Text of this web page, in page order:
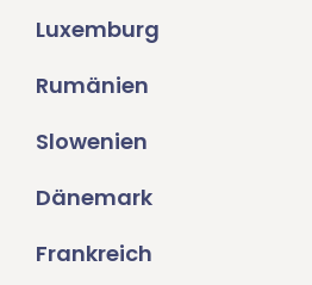
Luxemburg
Rumänien
Slowenien
Dänemark
Frankreich